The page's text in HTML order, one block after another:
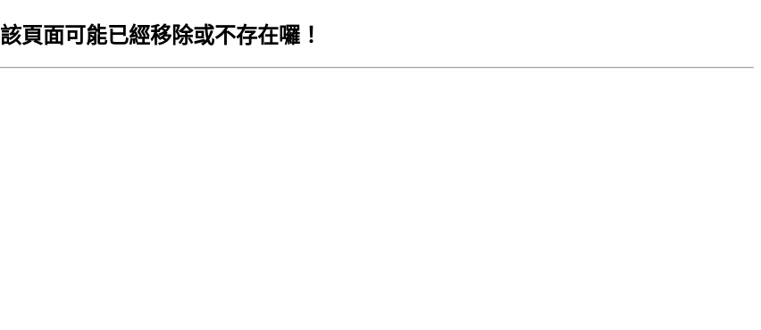
該頁面可能已經移除或不存在囉！